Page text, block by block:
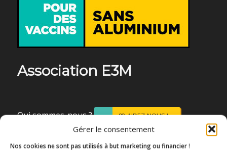
Gérer le consentement
Nos cookies ne sont pas utilisés à but marketing ou financier !
Association E3M
Qui sommes-nous ? AIDEZ-NOUS !